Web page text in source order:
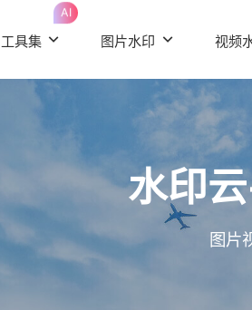
工具集
AI
图片水印 视频
水印
图片